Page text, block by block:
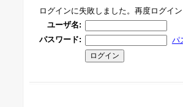
ログインに失敗しました。再度ログイ
ユーザ名:
パスワード: パ